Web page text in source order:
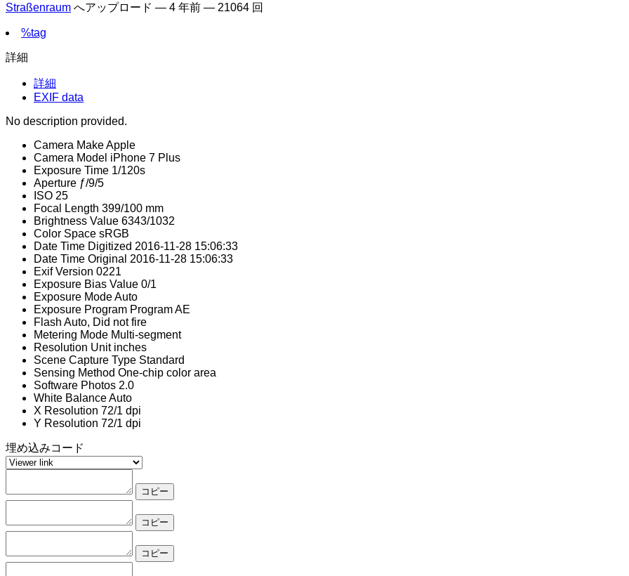
Straßenraum へアップロード — 4 年前 — 21064 回
%tag
詳細
詳細
EXIF data
No description provided.
Camera MakeApple
Camera Model iPhone 7 Plus
Exposure Time 1/120s
Aperture ƒ/9/5
ISO 25
Focal Length 399/100 mm
Brightness Value 6343/1032
Color Space sRGB
Date Time Digitized 2016-11-28 15:06:33
Date Time Original 2016-11-28 15:06:33
Exif Version 0221
Exposure Bias Value 0/1
Exposure ModeAuto
Exposure Program Program AE
Flash Auto, Did not fire
Metering Mode Multi-segment
Resolution Unit inches
Scene Capture Type Standard
Sensing Method One-chip color area
Software Photos 2.0
White BalanceAuto
X Resolution 72/1 dpi
Y Resolution 72/1 dpi
埋め込みコード
コピー
コピー
コピー